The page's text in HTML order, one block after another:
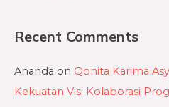
Recent Comments
Ananda on Qonita Karima
Kekuatan Visi Kolaborasi